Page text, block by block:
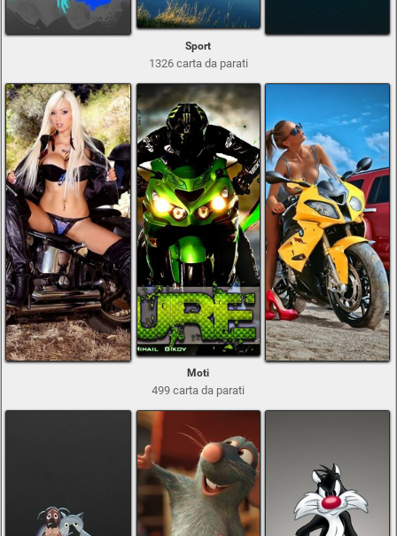
Sport
1326 carta da parati
Moti
499 carta da parati